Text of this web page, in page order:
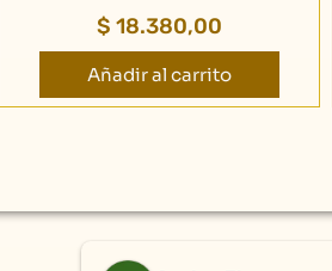
$ 18.380,00
Añadir al carrito